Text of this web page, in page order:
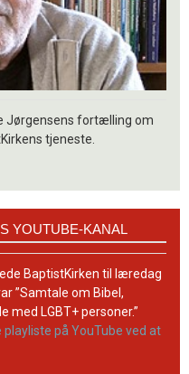
Jørgensens fortælling om
tjeneste.
YOUTUBE-KANAL
BaptistKirken til læredag
”Samtale om Bibel,
med LGBT+ personer.”
på YouTube ved at